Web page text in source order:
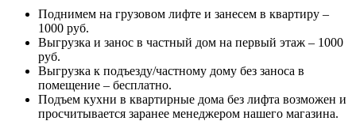
Поднимем на грузовом лифте и занесем в квартиру –
1000 руб.
Выгрузка и занос в частный дом на первый этаж – 1000
руб.
Выгрузка к подъезду/частному дому без заноса в
помещение – бесплатно.
Подъем кухни в квартирные дома без лифта возможен и
просчитывается заранее менеджером нашего магазина.